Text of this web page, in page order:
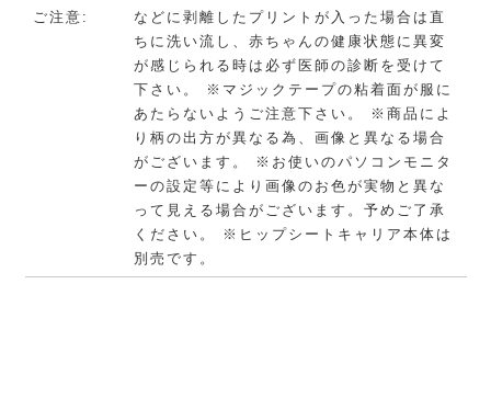
ご注意:
などに剥離したプリントが入った場合は直
ちに洗い流し、赤ちゃんの健康状態に異変
が感じられる時は必ず医師の診断を受けて
下さい。 ※マジックテープの粘着面が服に
あたらないようご注意下さい。 ※商品によ
り柄の出方が異なる為、画像と異なる場合
がございます。 ※お使いのパソコンモニタ
ーの設定等により画像のお色が実物と異な
って見える場合がございます。予めご了承
ください。 ※ヒップシートキャリア本体は
別売です。